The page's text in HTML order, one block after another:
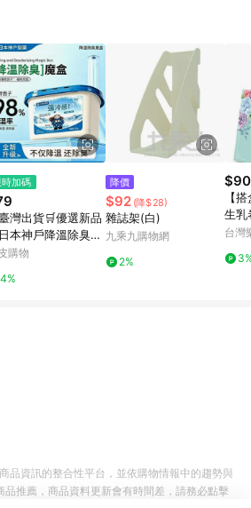
加碼
灣出貨🛒優選新品
本神戶降溫除臭魔
塵魔盒 空氣魔盒
黴味 除塵 吸塵 淨
購物
4%
降價
$92 (降$28)
雜誌架(白)
九乘九購物網
2%
【
生乳
台灣
品資訊的整合性平台，並依購物情報中的趨勢與
品推薦，商品資料更新會有時間差，請務必點擊